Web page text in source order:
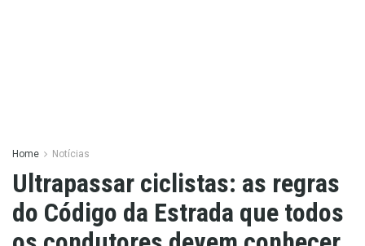
Home Notícias
Ultrapassar ciclistas: as regras
do Código da Estrada que todos